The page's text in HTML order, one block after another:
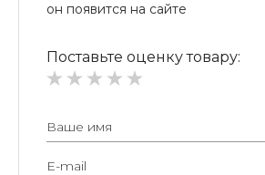
он появится на сайте
Поставьте оценку товару: